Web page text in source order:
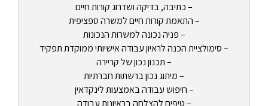
– כתיבה, בדיקה ושדרוג קורות חיים
– התאמת קורות חיים למשרה ספציפית
– פניה נכונה למשרות הנכונות
– סימולציית הכנה לראיון עבודה אישיותי ממוקדת תפקיד
– תכנון נכון של קריירה
– מיתוג נכון ברשתות חברתיות
– חיפוש עבודה באמצעות לינקדאין
– טיפים להצלחה בראיונות עבודה